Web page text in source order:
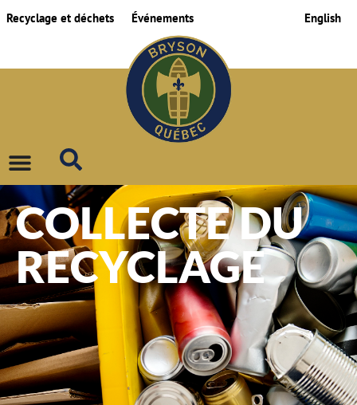
Recyclage et déchets Événements English
COLLECTE DU
RECYCLAGE